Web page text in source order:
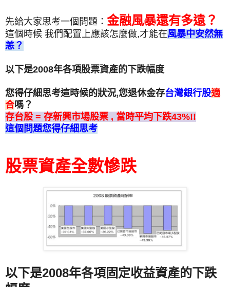
先給大家思考一個問題： 金融風暴還有多遠？
這個時候 我們配置上應該怎麼做,才能在風暴中安然無
恙？
以下是2008年各項股票資產的下跌幅度
您得仔細思考這時候的狀況,您退休金存台灣銀行股適
合嗎？
存台股 = 存新興市場股票 , 當時平均下跌43%!!
這個問題您得仔細思考
股票資產全數慘跌
以下是2008年各項固定收益資產的下跌